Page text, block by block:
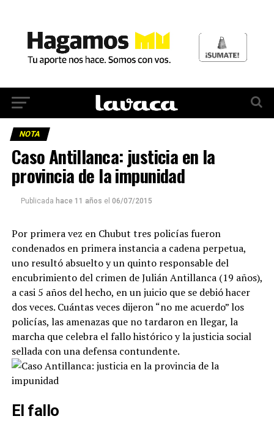
NOTA
Caso Antillanca: justicia en la
provincia de la impunidad
Publicada hace 11 años el 06/07/2015
Por primera vez en Chubut tres policías fueron
condenados en primera instancia a cadena perpetua,
uno resultó absuelto y un quinto responsable del
encubrimiento del crimen de Julián Antillanca (19 años),
a casi 5 años del hecho, en un juicio que se debió hacer
dos veces. Cuántas veces dijeron “no me acuerdo” los
policías, las amenazas que no tardaron en llegar, la
marcha que celebra el fallo histórico y la justicia social
sellada con una defensa contundente.
El fallo